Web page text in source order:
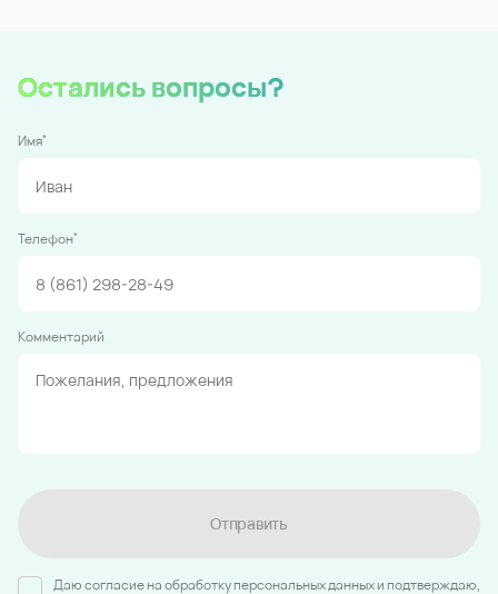
Остались вопросы?
Имя*
Телефон*
Комментарий
Отправить
Даю согласие на обработку персональных данных и подтверждаю,